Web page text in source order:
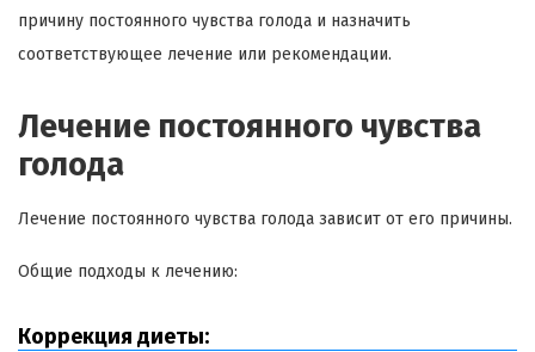
причину постоянного чувства голода и назначить
соответствующее лечение или рекомендации.
Лечение постоянного чувства
голода
Лечение постоянного чувства голода зависит от его причины.
Общие подходы к лечению:
Коррекция диеты: